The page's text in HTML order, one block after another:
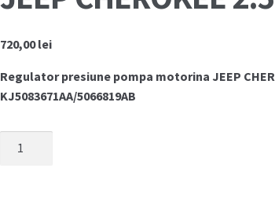
720,00lei
Regulator presiune pompa motorina JEEP
KJ5083671AA/5066819AB